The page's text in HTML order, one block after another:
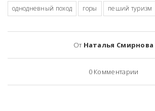
однодневный поход горы пеший туризм
От Наталья Смирнова
0Комментарии